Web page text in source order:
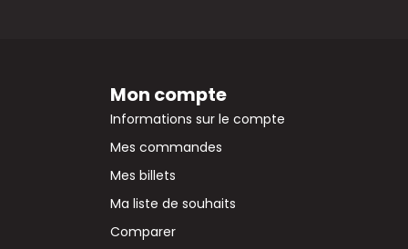
Mon compte
Informations sur le compte
Mes commandes
Mes billets
Ma liste de souhaits
Comparer